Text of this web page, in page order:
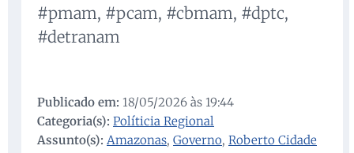
#pmam, #pcam, #cbmam, #dptc,
#detranam
Publicado em: 18/05/2026 às 19:44
Categoria(s): Políticia Regional
Assunto(s): Amazonas, Governo, Roberto Cidade